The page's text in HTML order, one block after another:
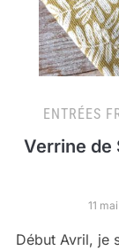
ENTRÉES
Verrine de
11
Début Avril, je